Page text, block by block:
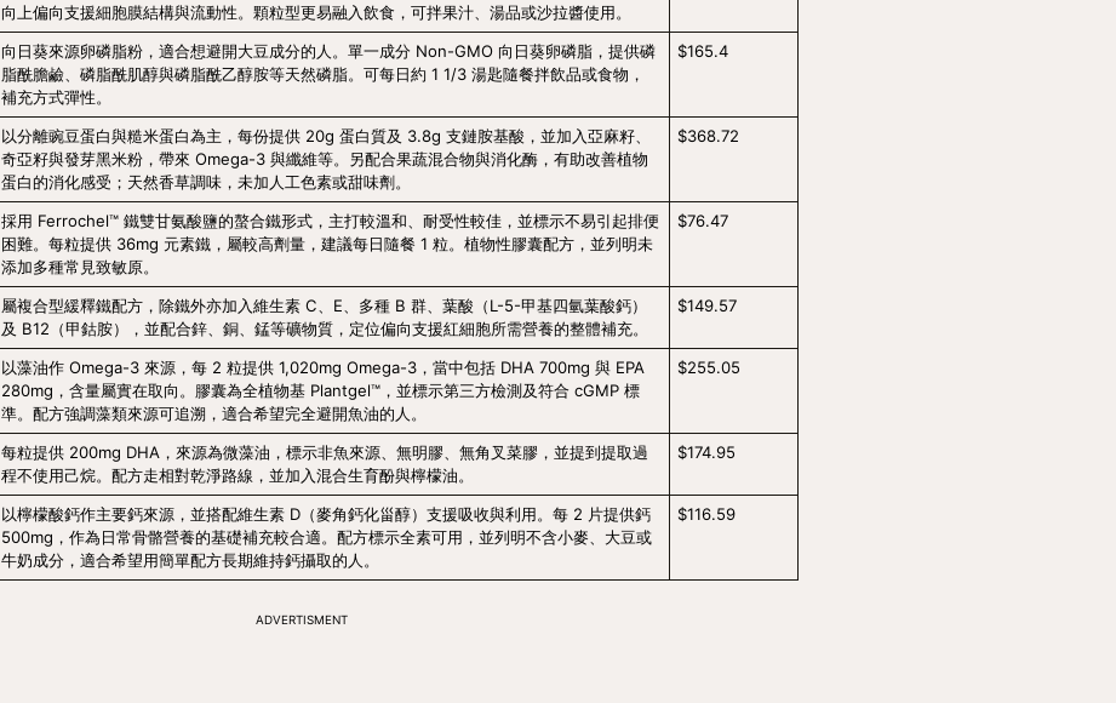
向上偏向支援細胞膜結構與流動性。顆粒型更易融入飲食，可拌果汁、湯品或沙拉醬使用。
向日葵來源卵磷脂粉，適合想避開大豆成分的人。單一成分 Non-GMO 向日葵卵磷脂，提供磷
脂酰膽鹼、磷脂酰肌醇與磷脂酰乙醇胺等天然磷脂。可每日約 1 1/3 湯匙隨餐拌飲品或食物，
補充方式彈性。
$165.4
以分離豌豆蛋白與糙米蛋白為主，每份提供 20g 蛋白質及 3.8g 支鏈胺基酸，並加入亞麻籽、
奇亞籽與發芽黑米粉，帶來 Omega-3 與纖維等。另配合果蔬混合物與消化酶，有助改善植物
蛋白的消化感受；天然香草調味，未加人工色素或甜味劑。
$368.72
採用 Ferrochel™ 鐵雙甘氨酸鹽的螯合鐵形式，主打較溫和、耐受性較佳，並標示不易引起排便
困難。每粒提供 36mg 元素鐵，屬較高劑量，建議每日隨餐 1 粒。植物性膠囊配方，並列明未
添加多種常見致敏原。
$76.47
屬複合型緩釋鐵配方，除鐵外亦加入維生素 C、E、多種 B 群、葉酸（L-5-甲基四氫葉酸鈣）
及 B12（甲鈷胺），並配合鋅、銅、錳等礦物質，定位偏向支援紅細胞所需營養的整體補充。
$149.57
以藻油作 Omega-3 來源，每 2 粒提供 1,020mg Omega-3，當中包括 DHA 700mg 與 EPA
280mg，含量屬實在取向。膠囊為全植物基 Plantgel™，並標示第三方檢測及符合 cGMP 標
準。配方強調藻類來源可追溯，適合希望完全避開魚油的人。
$255.05
每粒提供 200mg DHA，來源為微藻油，標示非魚來源、無明膠、無角叉菜膠，並提到提取過
程不使用己烷。配方走相對乾淨路線，並加入混合生育酚與檸檬油。
$174.95
以檸檬酸鈣作主要鈣來源，並搭配維生素 D（麥角鈣化甾醇）支援吸收與利用。每 2 片提供鈣
500mg，作為日常骨骼營養的基礎補充較合適。配方標示全素可用，並列明不含小麥、大豆或
牛奶成分，適合希望用簡單配方長期維持鈣攝取的人。
$116.59
ADVERTISMENT